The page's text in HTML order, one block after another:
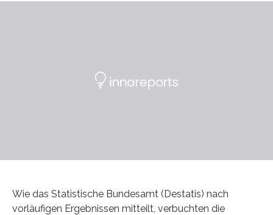
Wie das Statistische Bundesamt (Destatis) nach
vorläufigen Ergebnissen mitteilt, verbuchten die